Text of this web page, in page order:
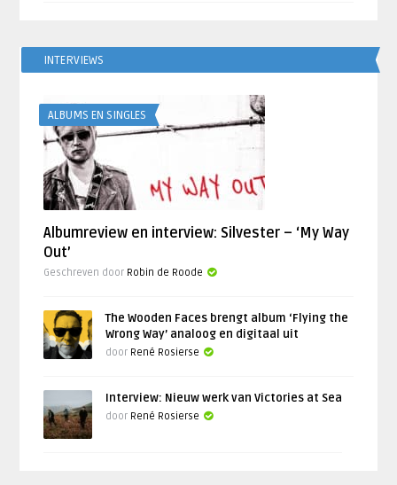
INTERVIEWS
ALBUMS EN SINGLES
Albumreview en interview: Silvester – ‘My Way
Out’
Geschreven door Robin de Roode
The Wooden Faces brengt album ‘Flying the
Wrong Way’ analoog en digitaal uit
door René Rosierse
Interview: Nieuw werk van Victories at Sea
door René Rosierse